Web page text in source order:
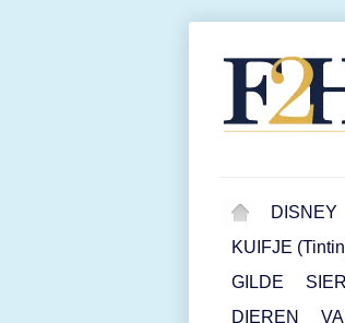
DISNEY
KUIFJE
GILDE
DIEREN